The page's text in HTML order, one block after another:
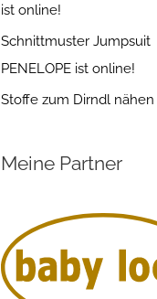
ist online!
Schnittmuster Jumpsuit
PENELOPE ist online!
Stoffe zum Dirndl nähen
Meine Partner